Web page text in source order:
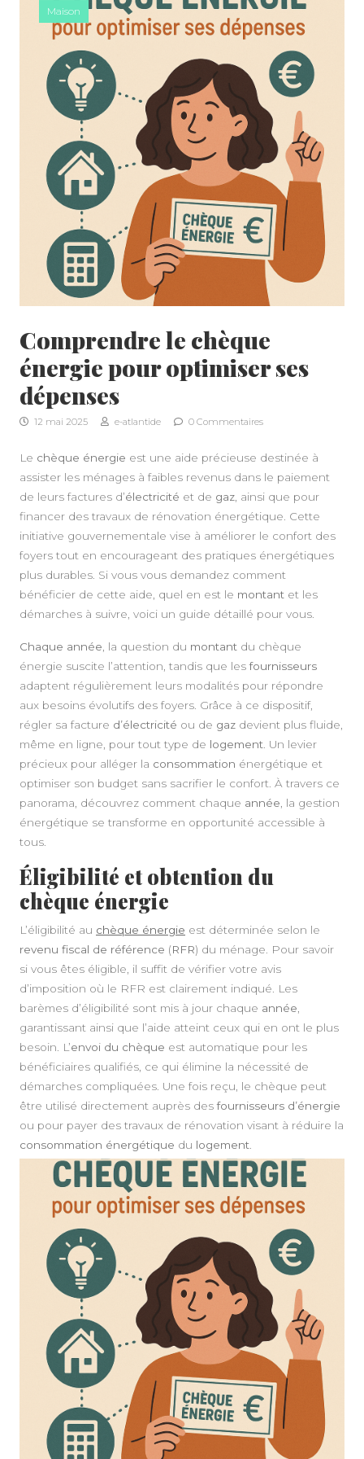
Maison
Comprendre le chèque
énergie pour optimiser ses
dépenses
12 mai 2025 e-atlantide 0 Commentaires
Le chèque énergie est une aide précieuse destinée à
assister les ménages à faibles revenus dans le paiement
de leurs factures d’électricité et de gaz , ainsi que pour
financer des travaux de rénovation énergétique. Cette
initiative gouvernementale vise à améliorer le confort des
foyers tout en encourageant des pratiques énergétiques
plus durables. Si vous vous demandez comment
bénéficier de cette aide, quel en est le montant et les
démarches à suivre, voici un guide détaillé pour vous.
Chaque année , la question du montant du chèque
énergie suscite l’attention, tandis que lesfournisseurs
adaptent régulièrement leurs modalités pour répondre
aux besoins évolutifs des foyers. Grâce à ce dispositif,
régler sa facture d’électricité ou de gaz devient plus fluide,
même en ligne, pour tout type de logement . Un levier
précieux pour alléger la consommation énergétique et
optimiser son budget sans sacrifier le confort. À travers ce
panorama, découvrez comment chaque année , la gestion
énergétique se transforme en opportunité accessible à
tous.
Éligibilité et obtention du
chèque énergie
L’éligibilité au chèque énergie est déterminée selon le
revenu fiscal de référence (RFR) du ménage. Pour savoir
si vous êtes éligible, il suffit de vérifier votre avis
d’imposition où le RFR est clairement indiqué. Les
barèmes d’éligibilité sont mis à jour chaque année
garantissant ainsi que l’aide atteint ceux qui en ont le plus
besoin. L’envoi du chèque est automatique pour les
bénéficiaires qualifiés, ce qui élimine la nécessité de
démarches compliquées. Une fois reçu, le chèque peut
être utilisé directement auprès desfournisseurs d’énergie
ou pour payer des travaux de rénovation visant à réduire la
consommation énergétique du logement